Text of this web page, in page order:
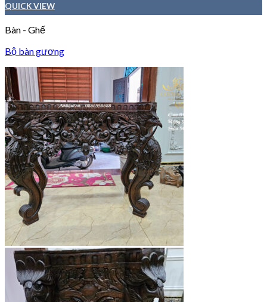
QUICK VIEW
Bàn - Ghế
Bộ bàn gương